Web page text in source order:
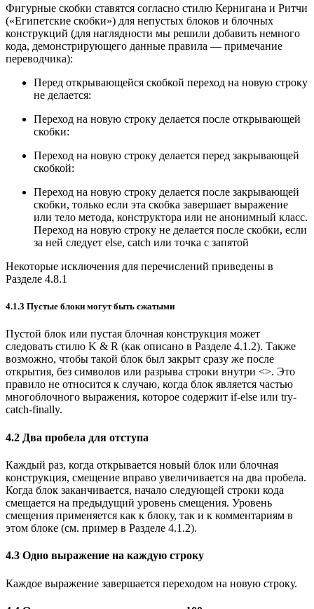
Фигурные скобки ставятся согласно стилю Кернигана и Ритчи
(«Египетские скобки») для непустых блоков и блочных
конструкций (для наглядности мы решили добавить немного
кода, демонстрирующего данные правила — примечание
переводчика):
Перед открывающейся скобкой переход на новую строку
не делается:
Переход на новую строку делается после открывающей
скобки:
Переход на новую строку делается перед закрывающей
скобкой:
Переход на новую строку делается после закрывающей
скобки, только если эта скобка завершает выражение
или тело метода, конструктора или не анонимный класс.
Переход на новую строку не делается после скобки, если
за ней следует else, catch или точка с запятой
Некоторые исключения для перечислений приведены в
Разделе 4.8.1
4.1.3 Пустые блоки могут быть сжатыми
Пустой блок или пустая блочная конструкция может
следовать стилю K & R (как описано в Разделе 4.1.2). Также
возможно, чтобы такой блок был закрыт сразу же после
открытия, без символов или разрыва строки внутри <>. Это
правило не относится к случаю, когда блок является частью
многоблочного выражения, которое содержит if-else или try-
catch-finally.
4.2 Два пробела для отступа
Каждый раз, когда открывается новый блок или блочная
конструкция, смещение вправо увеличивается на два пробела.
Когда блок заканчивается, начало следующей строки кода
смещается на предыдущий уровень смещения. Уровень
смещения применяется как к блоку, так и к комментариям в
этом блоке (см. пример в Разделе 4.1.2).
4.3 Одно выражение на каждую строку
Каждое выражение завершается переходом на новую строку.